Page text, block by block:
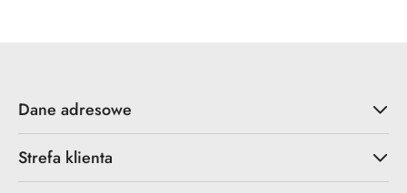
Dane adresowe
Strefa klienta